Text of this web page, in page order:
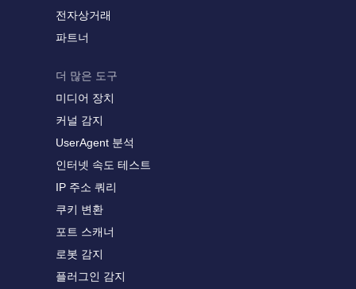
전자상거래
파트너
더 많은 도구
미디어 장치
커널 감지
UserAgent 분석
인터넷 속도 테스트
IP 주소 쿼리
쿠키 변환
포트 스캐너
로봇 감지
플러그인 감지